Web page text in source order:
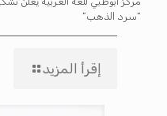
“سرد الذهب”
إقرأ المزيد